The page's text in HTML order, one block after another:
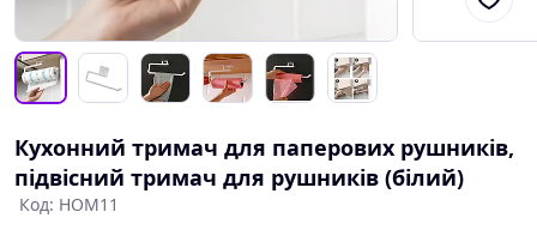
Кухонний тримач для паперових рушників,
підвісний тримач для рушників (білий)
Код: HOM11